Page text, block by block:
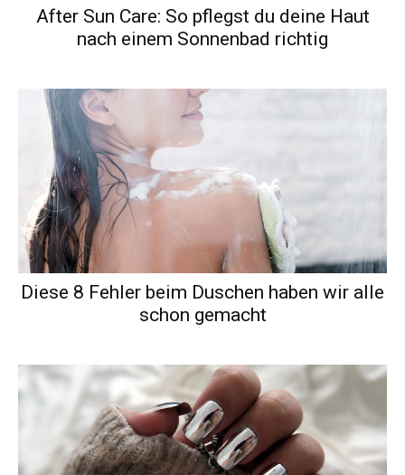
After Sun Care: So pflegst du deine Haut
nach einem Sonnenbad richtig
Diese 8 Fehler beim Duschen haben wir alle
schon gemacht